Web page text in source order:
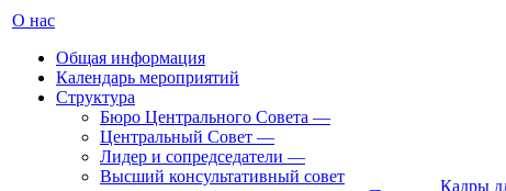
О нас
Общая информация
Календарь мероприятий
Структура
Бюро Центрального Совета —
Центральный Совет —
Лидер и сопредседатели —
Высший консультативный совет
Кадры